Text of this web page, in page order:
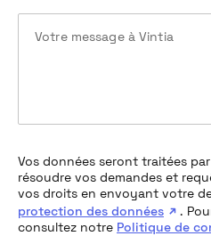
Votre message à Vintia
Vos données seront traitées
résoudre vos demandes et
vos droits en envoyant votre
protection des données
.
consultez notre Politique de